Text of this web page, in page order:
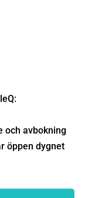
och avbokning
öppen dygnet